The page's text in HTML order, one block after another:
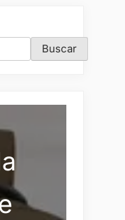
Buscar